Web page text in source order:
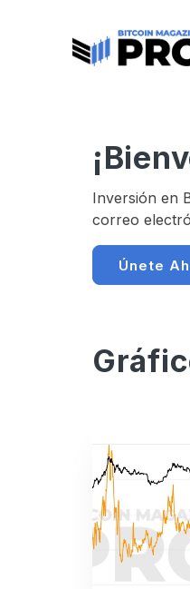
Inversión en
correo
Únete